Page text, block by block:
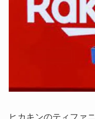
ヒカキンのティファ